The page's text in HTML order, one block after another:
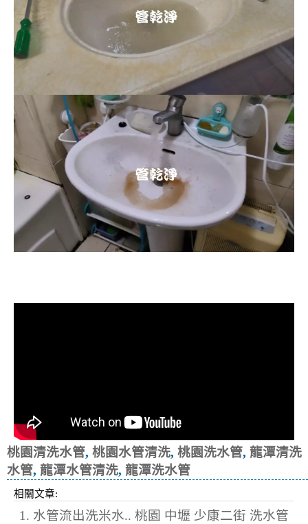
桃園清洗水管, 桃園水管清洗, 桃園洗水管, 龍潭清洗
水管, 龍潭水管清洗, 龍潭洗水管
相關文章:
1. 水管流出洗米水.. 桃園 中壢 少康二街 洗水管